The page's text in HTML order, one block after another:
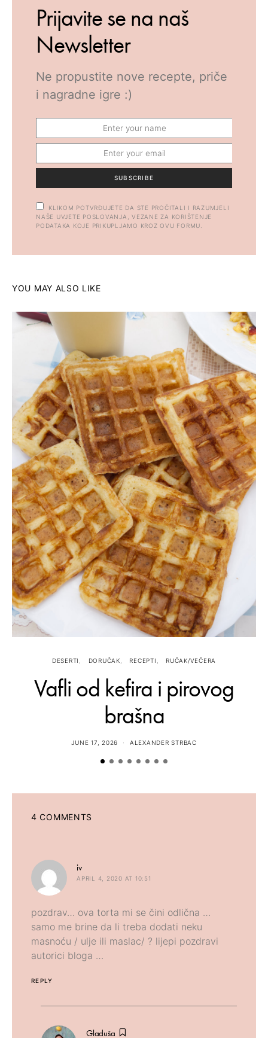
Prijavite se na naš
Newsletter
Ne propustite nove recepte, priče
i nagradne igre :)
SUBSCRIBE
KLIKOM POTVRĐUJETE DA STE PROČITALI I RAZUMJELI
NAŠE UVJETE POSLOVANJA, VEZANE ZA KORIŠTENJE
PODATAKA KOJE PRIKUPLJAMO KROZ OVU FORMU.
YOU MAY ALSO LIKE
DESERTI DORUČAK RECEPTI RUČAK/VEČERA
Vafli od kefira i pirovog
brašna
JUNE 17, 2026 ALEXANDER STRBAC
4 COMMENTS
ivsays:
APRIL 4, 2020 AT 10:51
pozdrav… ova torta mi se čini odlična …
samo me brine da li treba dodati neku
masnoću / ulje ili maslac/ ? lijepi pozdravi
autorici bloga …
REPLY
Gladuša